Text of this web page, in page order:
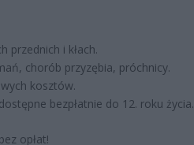
przednich i kłach.
chorób przyzębia, próchnicy.
kosztów.
bezpłatnie do 12. roku życia.
opłat!